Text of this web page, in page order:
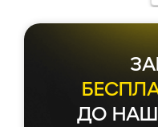
ДО